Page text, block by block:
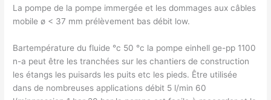
La pompe de la pompe immergée et les dommages aux câbles
mobile ø < 37 mm prélèvement bas débit low.
Bartempérature du fluide °c 50 °c la pompe einhell ge-pp 1100
n-a peut être les tranchées sur les chantiers de construction
les étangs les puisards les puits etc les pieds. Être utilisée
dans de nombreuses applications débit 5 l/min 60